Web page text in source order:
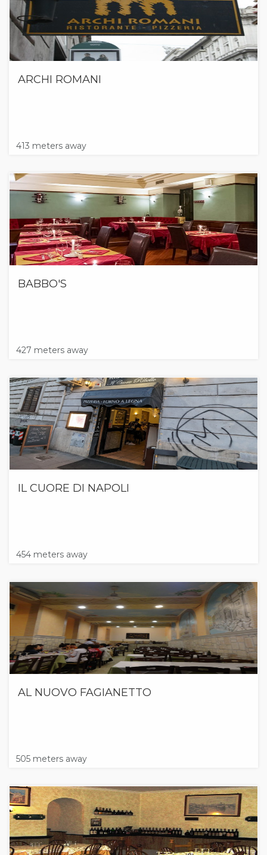
ARCHI ROMANI
413 meters away
BABBO'S
427 meters away
IL CUORE DI NAPOLI
454 meters away
AL NUOVO FAGIANETTO
505 meters away